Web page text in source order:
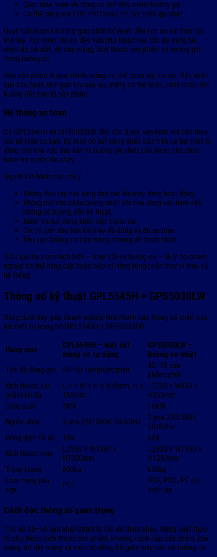
Quạt tuần hoàn khí nóng có thể điều chỉnh hướng gió.
Có thể dùng với POF, PVC hoặc PE tùy thiết lập nhiệt.
Quạt tuần hoàn khí nóng giúp phân bố nhiệt đều hơn so với thao tác
khò tay. Tuy nhiên, độ co đều vẫn phụ thuộc vào tốc độ băng tải,
nhiệt độ cài đặt, độ dày màng, kích thước sản phẩm và hướng gió
trong buồng co.
Nếu sản phẩm đi quá nhanh, màng có thể chưa kịp co sát. Nếu nhiệt
quá cao hoặc thời gian lưu quá lâu, màng có thể nhăn, cháy hoặc ảnh
hưởng đến bao bì sản phẩm.
Hệ thống an toàn
Cả GPL5545H và GPS5030LW đều cần được vận hành với các thao
tác an toàn cơ bản. Bộ máy có nút dừng khẩn cấp trên cả hai thiết bị,
đồng thời khu vực dao hàn và buồng gia nhiệt cần được che chắn,
kiểm tra trước khi chạy.
Người vận hành cần chú ý:
Không đưa tay vào vùng dao hàn khi máy đang hoạt động.
Không mở che chắn buồng nhiệt khi máy đang vận hành nếu
không có hướng dẫn kỹ thuật.
Kiểm tra nút dừng khẩn cấp trước ca.
Chỉ vệ sinh dao hàn khi máy đã dừng và đủ an toàn.
Khu vực buồng co cần thông thoáng để thoát nhiệt.
Cấu tạo hai cụm tách biệt — máy cắt và buồng co — là lý do doanh
nghiệp có thể nâng cấp hoặc bảo trì riêng từng phần thay vì thay cả
hệ thống.
Thông số kỹ thuật GPL5545H + GPS5030LW
Bảng dưới đây giúp doanh nghiệp nhìn nhanh các thông số chính của
hai thiết bị trong bộ GPL5545H + GPS5030LW.
Hạng mục
GPL5545H – Máy cắt
màng co tự động
GPS5030LW –
Buồng co nhiệt
Tốc độ đóng gói
45–50 sản phẩm/phút
45–50 sản
phẩm/phút
Kích thước sản
phẩm tối đa
L∞ × W + H ≤ 450mm, H ≤
150mm
L1200 × W450 ×
H250mm
Công suất
3KW
16KW
Nguồn điện
3 pha 220/380V, 50/60Hz
3 pha 220/380V,
50/60Hz
Dòng điện tối đa
10A
32A
Kích thước máy
L2050 × W1580 ×
H1320mm
L2000 × W1100 ×
H1250mm
Trọng lượng
800kg
650kg
Loại màng phù
hợp
POF
POF, PVC, PE tùy
thiết lập
Cách đọc thông số quan trọng
Tốc độ 45–50 sản phẩm/phút là tốc độ tham khảo. Năng suất thực
tế phụ thuộc kích thước sản phẩm, khoảng cách cấp sản phẩm, loại
màng, độ dày màng và mức độ đồng bộ giữa máy cắt với buồng co.